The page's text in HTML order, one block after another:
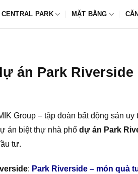
PARK MẶT BẰNG
án Park Riverside
Group – tập đoàn bất động sản
án biệt thự nhà phố dự án Park
tư.
: Park Riverside – món quà